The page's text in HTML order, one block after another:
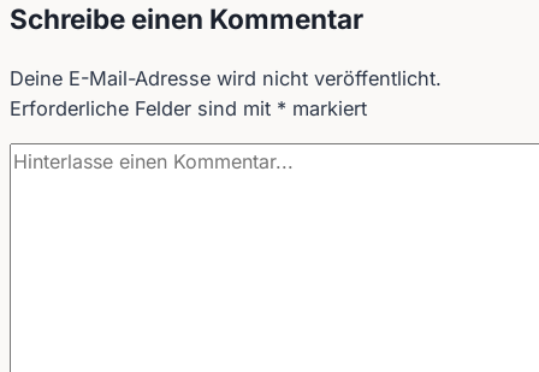
nach
der
Ringe
Schreibe einen Kommentar
Deine E-Mail-Adresse wird nicht veröffentlicht.
Erforderliche Felder sind mit * markiert